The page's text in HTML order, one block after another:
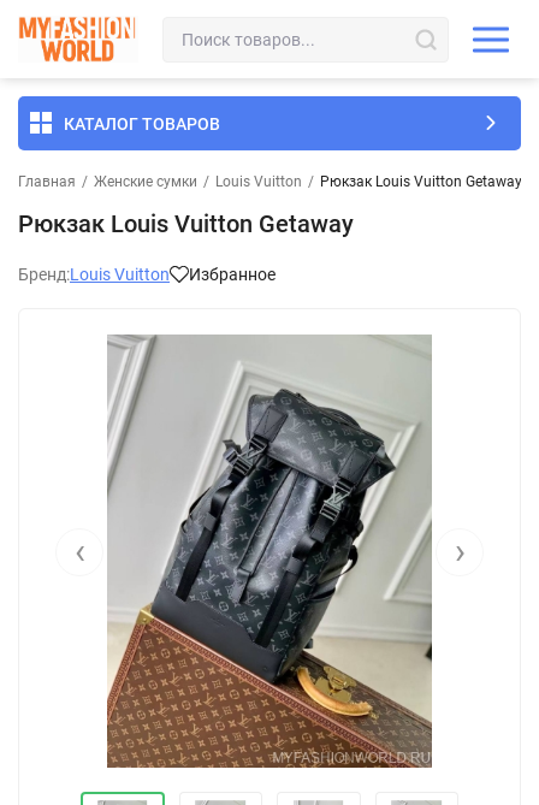
КАТАЛОГ ТОВАРОВ
Главная / Женские сумки / Louis Vuitton / Рюкзак Louis Vuitton Getaway
Рюкзак Louis Vuitton Getaway
Бренд:Louis Vuitton Избранное
‹ ›